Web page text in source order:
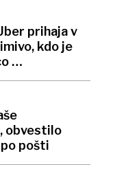
prihaja v
kdo je
…
obvestilo
pošti